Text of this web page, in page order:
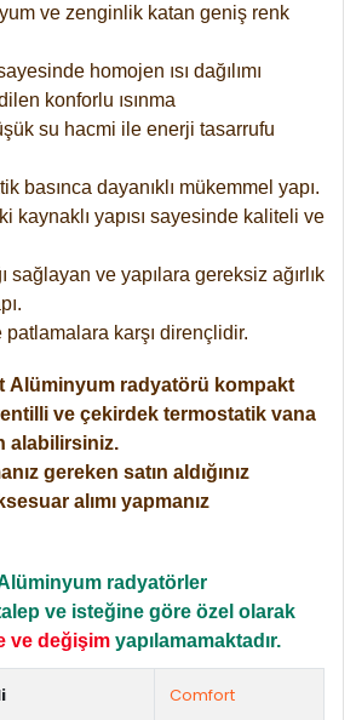
ve zenginlik katan geniş renk
homojen ısı dağılımı
konforlu ısınma
su hacmi ile enerji tasarrufu
basınca dayanıklı mükemmel yapı.
kaynaklı yapısı sayesinde kaliteli ve
sağlayan ve yapılara gereksiz ağırlık
karşı dirençlidir.
Alüminyum radyatörü kompakt
ve çekirdek termostatik vana
alabilirsiniz.
gereken satın aldığınız
alımı yapmanız
radyatörler
ve isteğine göre özel olarak
ve değişim yapılamamaktadır.
Comfort